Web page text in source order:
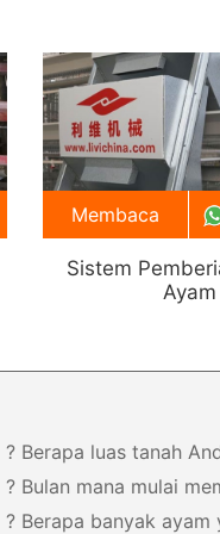
Sistem
Ayam
Membaca
? Berapa luas tanah
? Bulan mana mulai
? Berapa banyak